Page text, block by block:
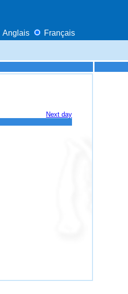
Anglais Français
Next day